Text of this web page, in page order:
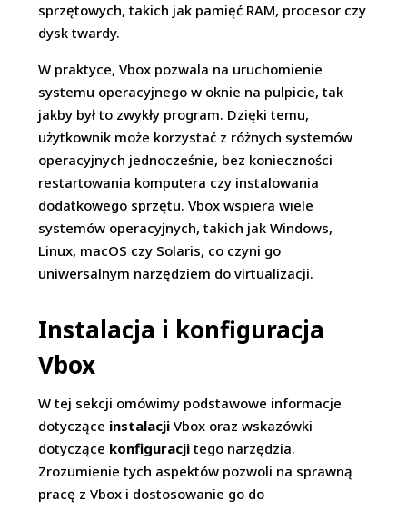
sprzętowych, takich jak pamięć RAM, procesor czy
dysk twardy.
W praktyce, Vbox pozwala na uruchomienie
systemu operacyjnego w oknie na pulpicie, tak
jakby był to zwykły program. Dzięki temu,
użytkownik może korzystać z różnych systemów
operacyjnych jednocześnie, bez konieczności
restartowania komputera czy instalowania
dodatkowego sprzętu. Vbox wspiera wiele
systemów operacyjnych, takich jak Windows,
Linux, macOS czy Solaris, co czyni go
uniwersalnym narzędziem do virtualizacji.
Instalacja i konfiguracja
Vbox
W tej sekcji omówimy podstawowe informacje
dotyczące instalacji Vbox oraz wskazówki
dotyczące konfiguracji tego narzędzia.
Zrozumienie tych aspektów pozwoli na sprawną
pracę z Vbox i dostosowanie go do